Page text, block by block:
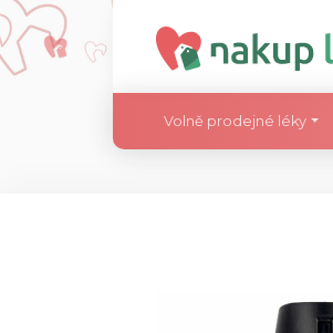
Volně prodejné léky